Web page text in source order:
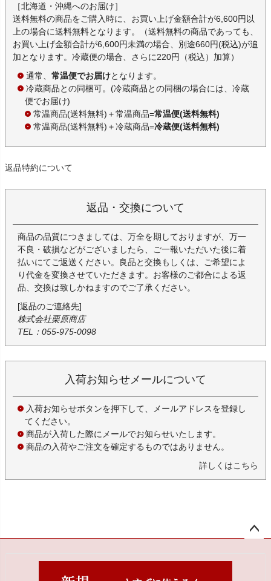
［北海道・沖縄へのお届け］
送料無料の商品をご購入時に、お買い上げ金額合計が6,600円以
上の場合に送料無料となります。（送料無料の商品であっても、
お買い上げ金額合計が6,600円未満の場合、別途660円(税込)が追
加となります。冷蔵便の場合、さらに220円（税込）加算）
通常、 常温便でお届けとなります。
冷蔵商品との同梱可。(冷蔵商品との同梱の場合には、冷蔵
便でお届け)
常温商品(送料無料)＋常温商品=常温便(送料無料)
常温商品(送料無料)＋冷蔵商品=冷蔵便(送料無料)
返品特約について
返品・交換について
商品の品質につきましては、万全を期しておりますが、万一
不良・破損などがございましたら、ご一報いただいた後に着
払いにてご返送ください。良品と交換もしくは、ご希望によ
り代金を変換させていただきます。お客様のご都合による返
品、交換は致しかねますのでご了承ください。
[返品のご連絡先]
株式会社栗原商店
TEL：055-975-0098
入荷お知らせメールについて
入荷お知らせボタンを押下して、メールアドレスを登録し
てください。
商品が入荷した際にメールでお知らせいたします。
商品の入荷やご注文を確定するものではありません。
詳しくはこちら